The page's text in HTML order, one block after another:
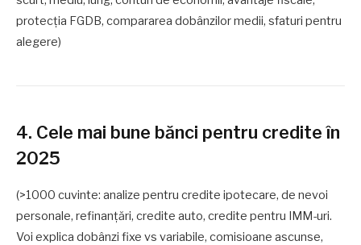
protecția FGDB, compararea dobânzilor medii, sfaturi pentru
alegere)
4. Cele mai bune bănci pentru credite în
2025
(>1000 cuvinte: analize pentru credite ipotecare, de nevoi
personale, refinanțări, credite auto, credite pentru IMM-uri.
Voi explica dobânzi fixe vs variabile, comisioane ascunse,